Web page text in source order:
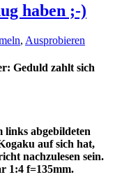
haben ;-)
, Ausprobieren
Geduld zahlt sich
abgebildeten
auf sich hat,
nachzulesen sein.
1:4 f=135mm.